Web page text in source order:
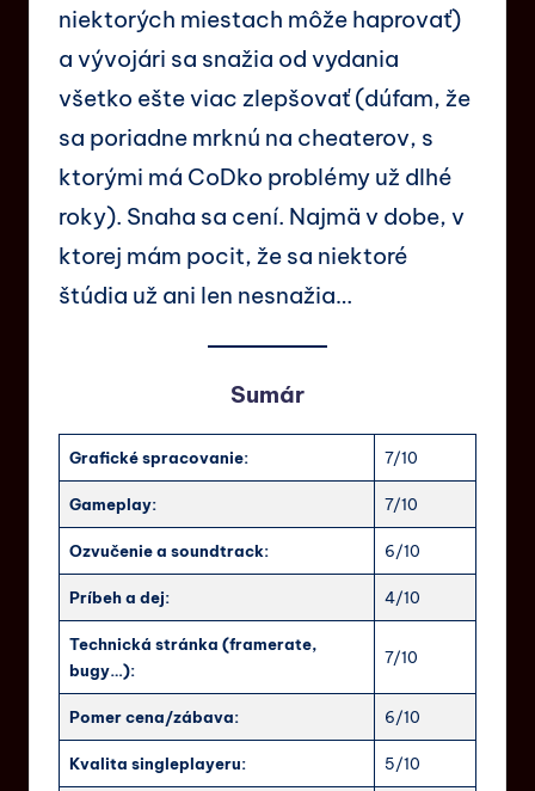
niektorých miestach môže haprovať)
a vývojári sa snažia od vydania
všetko ešte viac zlepšovať (dúfam, že
sa poriadne mrknú na cheaterov, s
ktorými má CoDko problémy už dlhé
roky). Snaha sa cení. Najmä v dobe, v
ktorej mám pocit, že sa niektoré
štúdia už ani len nesnažia…
Sumár
Grafické spracovanie: 7/10
Gameplay: 7/10
Ozvučenie a soundtrack: 6/10
Príbeh a dej: 4/10
Technická stránka (framerate,
bugy…):
7/10
Pomer cena/zábava: 6/10
Kvalita singleplayeru: 5/10